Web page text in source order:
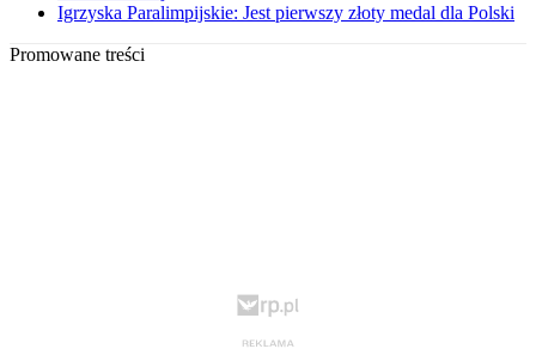
Igrzyska Paralimpijskie: Jest pierwszy złoty medal dla Polski
Promowane treści